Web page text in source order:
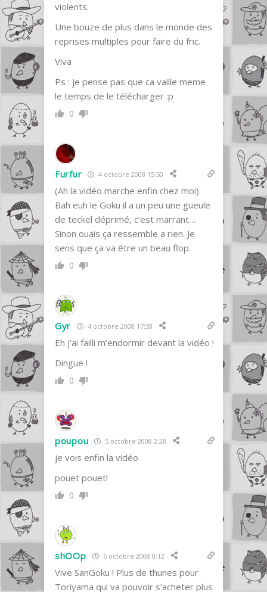
violents.
Une bouze de plus dans le monde des
reprises multiples pour faire du fric.
Viva
Ps : je pense pas que ca vaille meme
le temps de le télécharger :p
0
Furfur 4 octobre 2008 15:50
(Ah la vidéo marche enfin chez moi)
Bah euh le Goku il a un peu une gueule
de teckel déprimé, c’est marrant…
Sinon ouais ça ressemble a rien. Je
sens que ça va être un beau flop.
0
Gyr 4 octobre 2008 17:38
Eh j’ai failli m’endormir devant la vidéo !
Dingue !
0
poupou 5 octobre 2008 2:38
je vois enfin la vidéo
pouet pouet!
0
shOOp 6 octobre 2008 0:12
Vive SanGoku ! Plus de thunes pour
Toriyama qui va pouvoir s’acheter plus